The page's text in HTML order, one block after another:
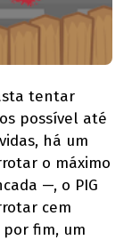
tentar
possível até
há um
o máximo
—, o PIG
cem
fim, um